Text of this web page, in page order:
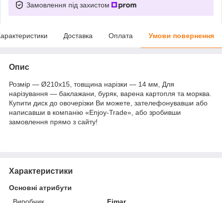
Замовлення під захистом
Доставка Оплата Умови повернення
Опис
Розмір — Ø210x15, товщина нарізки — 14 мм, Для
нарізування — баклажани, буряк, варена картопля та морква.
Купити диск до овочерізки Ви можете, зателефонувавши або
написавши в компанію «Enjoy-Trade», або зробивши
замовлення прямо з сайту!
Характеристики
Основні атрибути
Виробник
Fimar